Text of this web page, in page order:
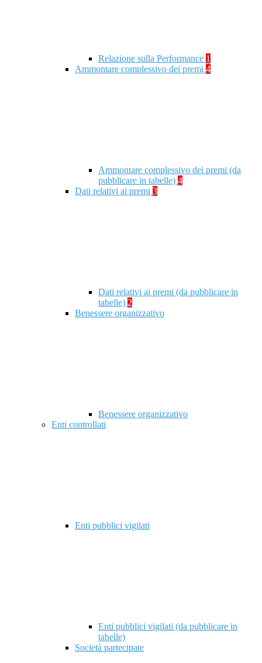
Relazione sulla Performance 1
Ammontare complessivo dei premi 4
Ammontare complessivo dei premi (da
pubblicare in tabelle) 4
Dati relativi ai premi 3
Dati relativi ai premi (da pubblicare in
tabelle) 2
Benessere organizzativo
Benessere organizzativo
Enti controllati
Enti pubblici vigilati
Enti pubblici vigilati (da pubblicare in
tabelle)
Società partecipate